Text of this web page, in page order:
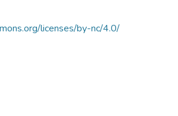
licenses/by-nc/4.0/